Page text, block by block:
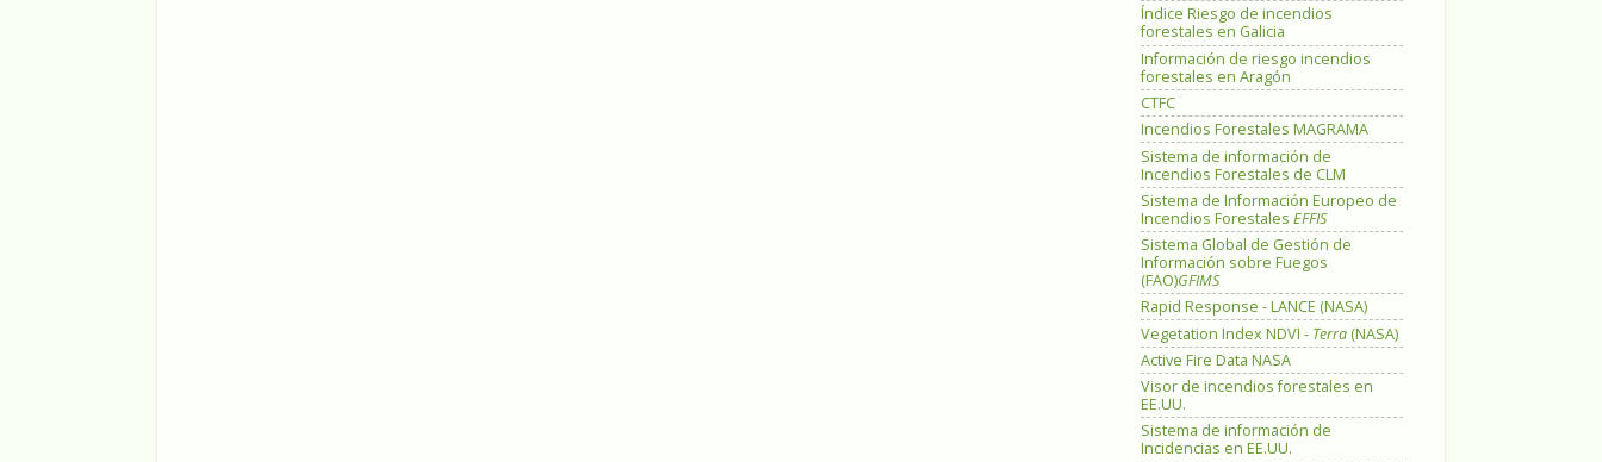
Índice Riesgo de incendios
forestales en Galicia
Información de riesgo incendios
forestales en Aragón
CTFC
Incendios Forestales MAGRAMA
Sistema de información de
Incendios Forestales de CLM
Sistema de Información Europeo de
Incendios Forestales EFFIS
Sistema Global de Gestión de
Información sobre Fuegos
(FAO)GFIMS
Rapid Response - LANCE (NASA)
Vegetation Index NDVI - Terra (NASA)
Active Fire Data NASA
Visor de incendios forestales en
EE.UU.
Sistema de información de
Incidencias en EE.UU.